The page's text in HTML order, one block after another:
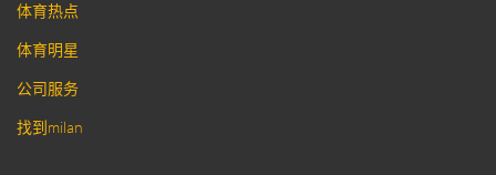
体育热点
体育明星
公司服务
找到milan